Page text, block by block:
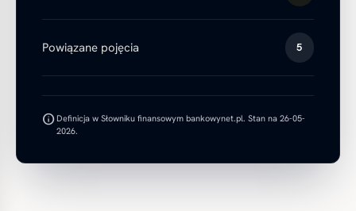
Powiązane pojęcia 5
infoDefinicja w Słowniku finansowym bankowynet.pl. Stan na 26-05-
2026.